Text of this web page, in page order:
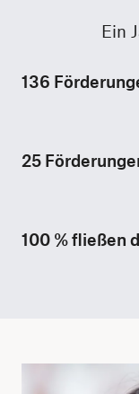
Ein
136
25
100 % fließen